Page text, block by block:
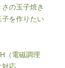
の玉子焼き
を作りたい
（電磁調理